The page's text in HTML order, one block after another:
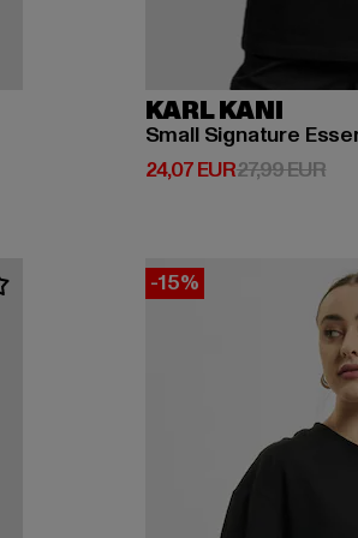
KARL KANI
Small Signature
24,07 EUR
Derzeitiger Preis: 24,07
27,99 EUR
-15%